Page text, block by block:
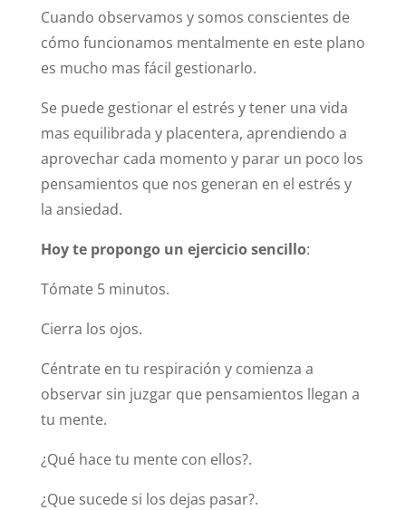
Cuando observamos y somos conscientes de
cómo funcionamos mentalmente en este plano
es mucho mas fácil gestionarlo.
Se puede gestionar el estrés y tener una vida
mas equilibrada y placentera, aprendiendo a
aprovechar cada momento y parar un poco los
pensamientos que nos generan en el estrés y
la ansiedad.
Hoy te propongo un ejercicio sencillo:
Tómate 5 minutos.
Cierra los ojos.
Céntrate en tu respiración y comienza a
observar sin juzgar que pensamientos llegan a
tu mente.
¿Qué hace tu mente con ellos?.
¿Que sucede si los dejas pasar?.